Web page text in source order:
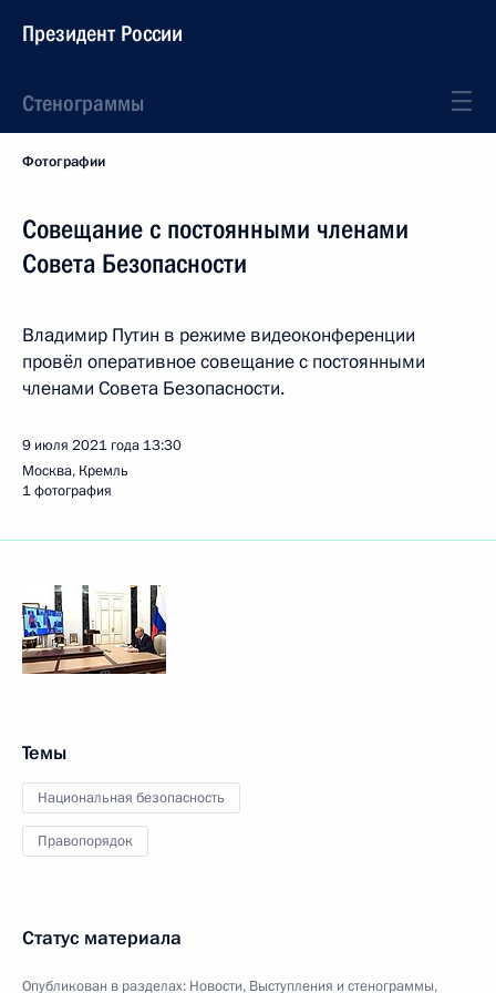
Президент России
Стенограммы
Фотографии
Совещание с постоянными членами
Совета Безопасности
Владимир Путин в режиме видеоконференции
провёл оперативное совещание с постоянными
членами Совета Безопасности.
9 июля 2021 года 13:30
Москва, Кремль
1 фотография
Темы
Национальная безопасность
Правопорядок
Статус материала
Опубликован в разделах: Новости, Выступления и стенограммы,